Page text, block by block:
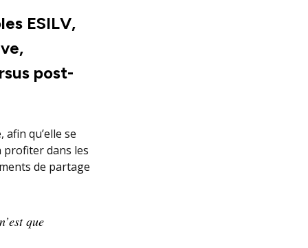
ESILV,
post-
qu’elle se
profiter dans les
de partage
que